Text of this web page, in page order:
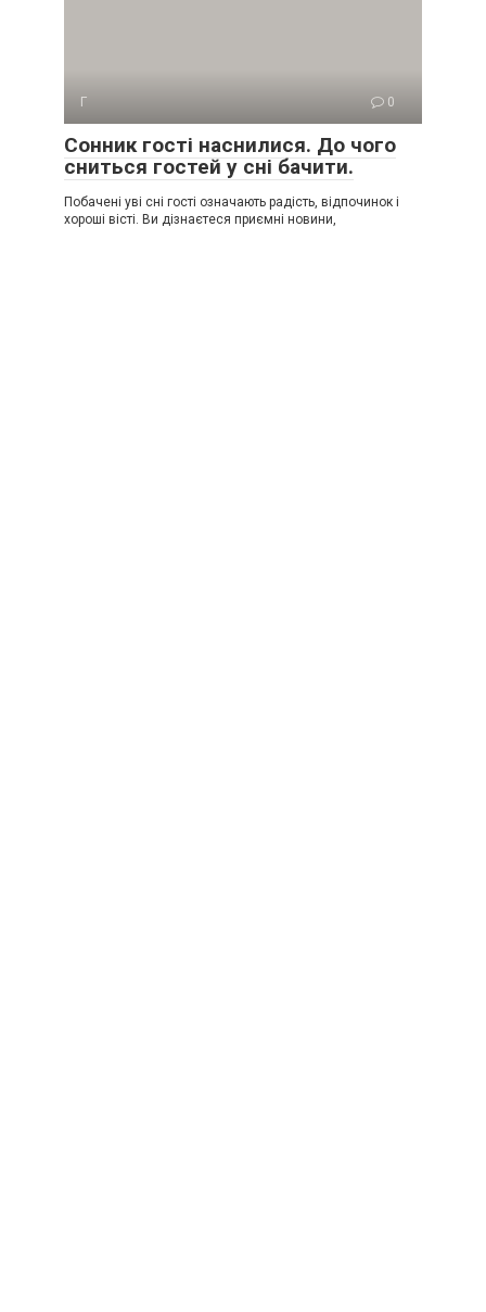
Г 0
Сонник гості наснилися. До чого
сниться гостей у сні бачити.
Побачені уві сні гості означають радість, відпочинок і
хороші вісті. Ви дізнаєтеся приємні новини,